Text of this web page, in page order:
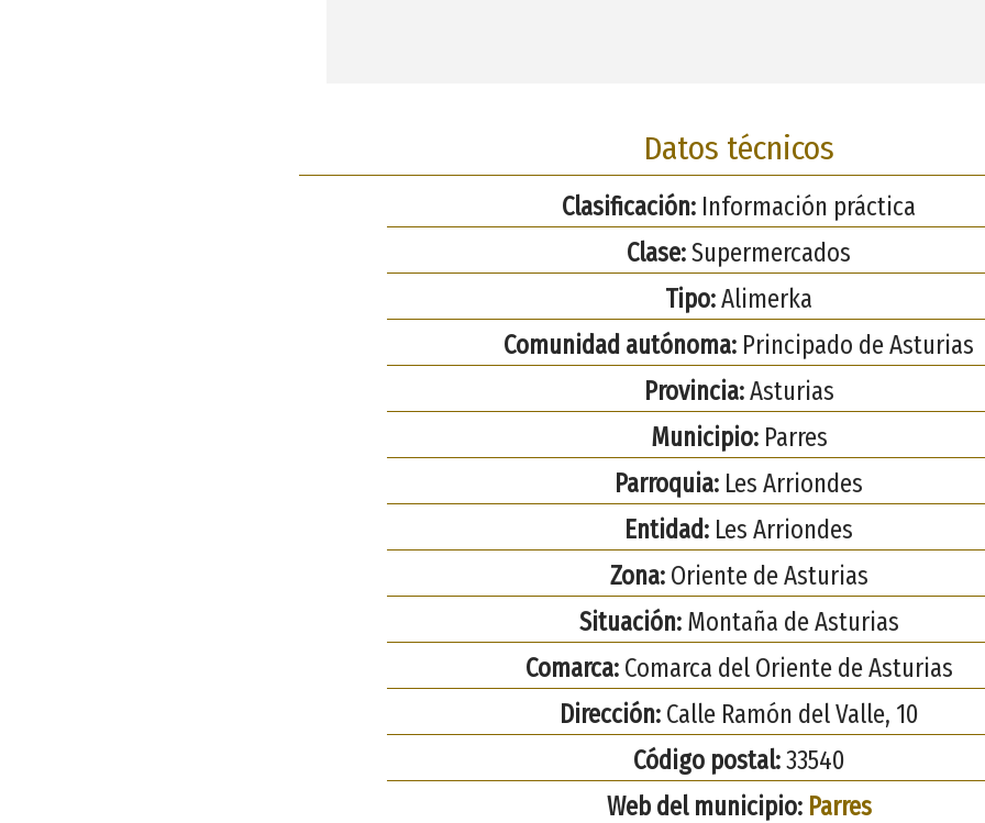
Datos técnicos
Clasificación: Información práctica
Clase:Supermercados
Tipo:Alimerka
Comunidad autónoma: Principado de Asturias
Provincia:Asturias
Municipio:Parres
Parroquia: Les Arriondes
Entidad: Les Arriondes
Zona:Oriente de Asturias
Situación:Montaña de Asturias
Comarca:Comarca del Oriente de Asturias
Dirección: Calle Ramón del Valle, 10
Código postal:33540
Web del municipio: Parres